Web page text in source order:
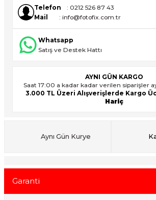
Telefon
: 0212 526 87 43
Mail
: info@fotofix.com.tr
Whatsapp
Satış ve Destek Hattı
AYNI GÜN KARGO
Saat 17:00 a kadar kadar verilen siparişler
3.000 TL Üzeri Alışverişlerde Kargo
Hariç
Aynı Gün Kurye
Garanti